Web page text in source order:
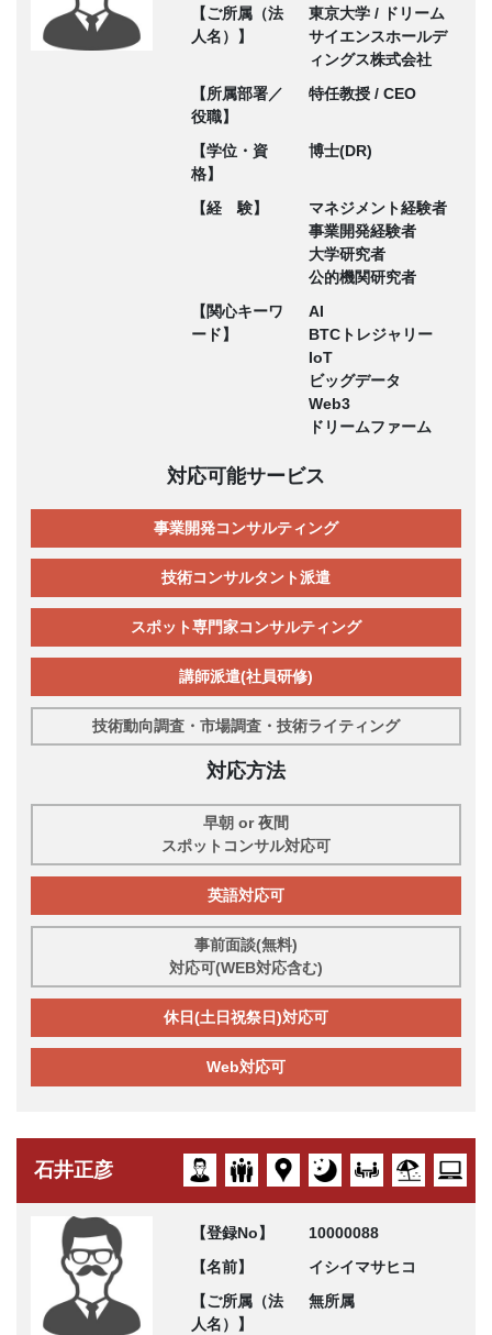
【ご所属（法
人名）】
東京大学 / ドリーム
サイエンスホールデ
ィングス株式会社
【所属部署／
役職】
特任教授 / CEO
【学位・資
格】
博士(DR)
【経 験】
マネジメント経験者
事業開発経験者
大学研究者
公的機関研究者
【関心キーワ
ード】
AI
BTCトレジャリー
IoT
ビッグデータ
Web3
ドリームファーム
対応可能サービス
事業開発コンサルティング
技術コンサルタント派遣
スポット専門家コンサルティング
講師派遣(社員研修)
技術動向調査・市場調査・技術ライティング
対応方法
早朝 or 夜間
スポットコンサル対応可
英語対応可
事前面談(無料)
対応可(WEB対応含む)
休日(土日祝祭日)対応可
Web対応可
石井正彦
【登録No】
10000088
【名前】
イシイマサヒコ
【ご所属（法
人名）】
無所属